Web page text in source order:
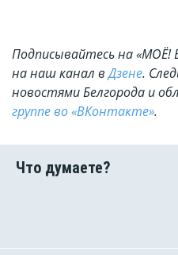
Подписывайтесь на «МОЁ!
на наш канал вДзене.
новостями Белгорода и
группе во «ВКонтакте».